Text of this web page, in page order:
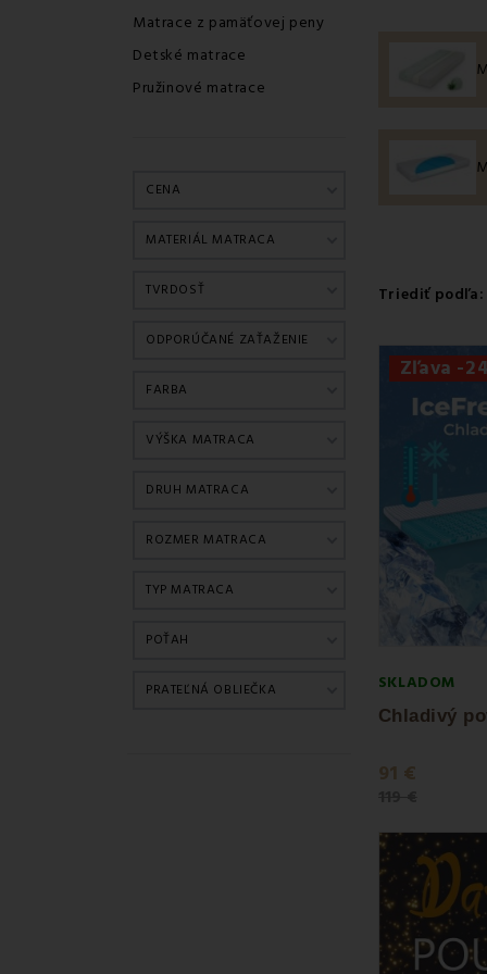
Matrace z pamäťovej peny
Detské matrace
Pružinové matrace
CENA
MATERIÁL MATRACA
TVRDOSŤ
ODPORÚČANÉ ZAŤAŽENIE
FARBA
VÝŠKA MATRACA
DRUH MATRACA
ROZMER MATRACA
TYP MATRACA
POŤAH
PRATEĽNÁ OBLIEČKA
Spánok
Čo
PUR pena –
Pamäťová
Pružinové
Vrchné
Rôzne
✔
Matrac 90 ×
Matrac 140 ×
Matrac 160
Matrac 180
A navyše
✔Pre deti
chrbtice
zvýšenou
Hygiena a
Väčšina
ochranný
Triediť podľa:
Zľava -
SKLADOM
91 €